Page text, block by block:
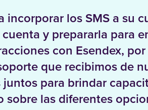
los SMS a su
y prepararla para
con Esendex,
que recibimos de
para brindar
las diferentes